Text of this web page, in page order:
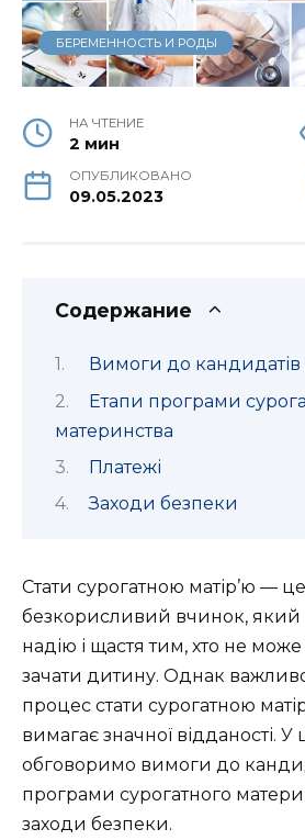
БЕРЕМЕННОСТЬ И РОДЫ
НА ЧТЕНИЕ
2 мин
ОПУБЛИКОВАНО
09.05.2023
Содержание
Вимоги до кандидатів
Етапи програми
материнства
Платежі
Заходи безпеки
Стати сурогатною матір’ю —
безкорисливий вчинок,
надію і щастя тим, хто не може
зачати дитину. Однак
процес стати сурогатною
вимагає значної відданості. У
обговоримо вимоги до
програми сурогатного
заходи безпеки.